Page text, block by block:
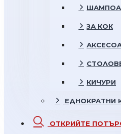
ЗА КОК
КИЧУРИ
ЕДНОКРАТНИ
ОТКРИЙТЕ